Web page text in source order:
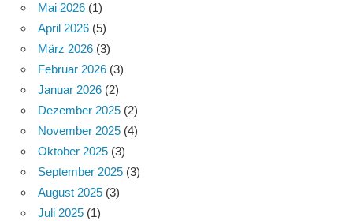
Mai 2026 (1)
April 2026 (5)
März 2026 (3)
Februar 2026 (3)
Januar 2026 (2)
Dezember 2025 (2)
November 2025 (4)
Oktober 2025 (3)
September 2025 (3)
August 2025 (3)
Juli 2025 (1)